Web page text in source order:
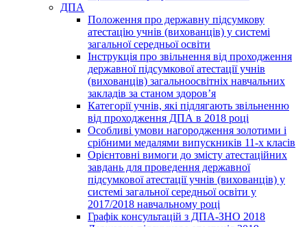
ДПА
Положення про державну підсумкову
атестацію учнів (вихованців) у системі
загальної середньої освіти
Інструкція про звільнення від проходження
державної підсумкової атестації учнів
(вихованців) загальноосвітніх навчальних
закладів за станом здоров’я
Категорії учнів, які підлягають звільненню
від проходження ДПА в 2018 році
Особливі умови нагородження золотими і
срібними медалями випускників 11-х класів
Орієнтовні вимоги до змісту атестаційних
завдань для проведення державної
підсумкової атестації учнів (вихованців) у
системі загальної середньої освіти у
2017/2018 навчальному році
Графік консультацій з ДПА-ЗНО 2018